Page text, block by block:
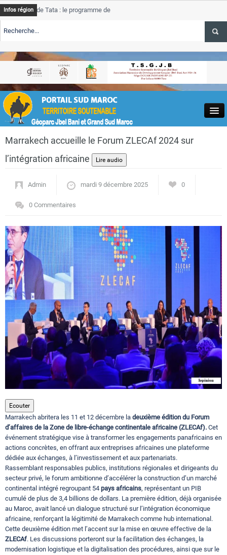
Close
Actualités
Circuits touristiques
Tourisme
Régions
Hotels
Evenements
Contact
Infos région
de Tata : le programme de rehabilitation post-inondations
TSGJB Tourisme : l’ONMT renforce l’aerien a Dakhla et
Tata
TSGJB Tourisme au Maroc : Transavia renforce les vols Paris-
Marrakech accueille le Forum ZLECAf 2024 sur
l’intégration africaine
Admin mardi 9 décembre 2025 0
0 Commentaires
Ecouter
Marrakech abritera les 11 et 12 décembre la deuxième édition du Forum
d’affaires de la Zone de libre-échange continentale africaine (ZLECAf). Cet
événement stratégique vise à transformer les engagements panafricains en
actions concrètes, en offrant aux entreprises africaines une plateforme
dédiée aux échanges, à l’investissement et aux partenariats.
Rassemblant responsables publics, institutions régionales et dirigeants du
secteur privé, le forum ambitionne d’accélérer la construction d’un marché
continental intégré regroupant 54 pays africains, représentant un PIB
cumulé de plus de 3,4 billions de dollars. La première édition, déjà organisée
au Maroc, avait lancé un dialogue structuré sur l’intégration économique
africaine, renforçant la légitimité de Marrakech comme hub international.
Cette deuxième édition met l’accent sur la mise en œuvre effective de la
ZLECAf. Les discussions porteront sur la facilitation des échanges, la
modernisation logistique et la digitalisation des procédures, ainsi que sur le